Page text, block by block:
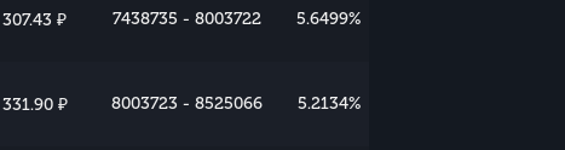
307.43 ₽ 7438735 - 8003722 5.6499%
331.90 ₽ 8003723 - 8525066 5.2134%